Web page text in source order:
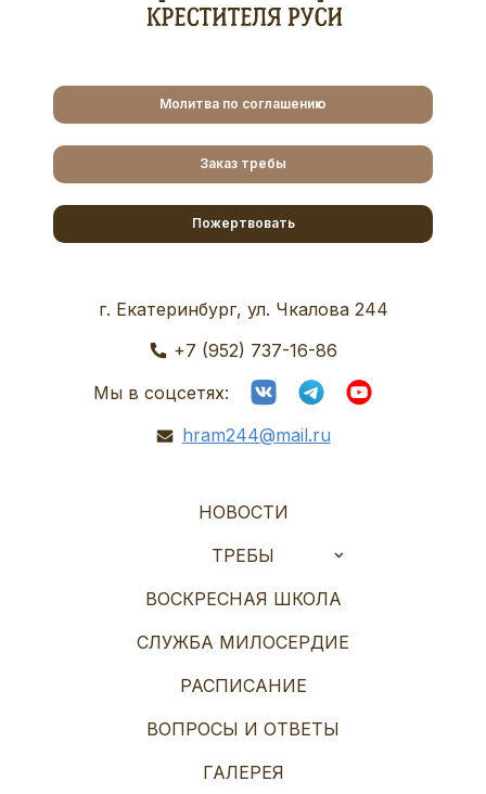
Молитва по соглашению
Заказ требы
Пожертвовать
г. Екатеринбург, ул. Чкалова 244
+7 (952) 737-16-86
Мы в соцсетях:
hram244@mail.ru
НОВОСТИ
ТРЕБЫ
ВОСКРЕСНАЯ ШКОЛА
СЛУЖБА МИЛОСЕРДИЕ
РАСПИСАНИЕ
ВОПРОСЫ И ОТВЕТЫ
ГАЛЕРЕЯ